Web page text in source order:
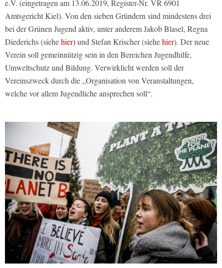
e.V. (eingetragen am 13.06.2019, Register-Nr. VR 6901
Amtsgericht Kiel). Von den sieben Gründern sind mindestens drei
bei der Grünen Jugend aktiv, unter anderem Jakob Blasel, Regna
Diederichs (siehehier) und Stefan Krischer (siehehier). Der neue
Verein soll gemeinnützig sein in den Bereichen Jugendhilfe,
Umweltschutz und Bildung. Verwirklicht werden soll der
Vereinszweck durch die „Organisation von Veranstaltungen,
welche vor allem Jugendliche ansprechen soll“.